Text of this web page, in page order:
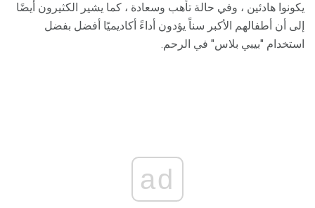
يكونوا هادئين ، وفي حالة تأهب وسعادة ، كما يشير الكثيرون أيضًا
إلى أن أطفالهم الأكبر سناً يؤدون أداءً أكاديميًا أفضل بفضل
استخدام "بيبي بلاس" في الرحم.
ad